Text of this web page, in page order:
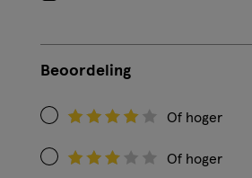
Beoordeling
Filteren
op
Of hoger
Filteren
Of hoger